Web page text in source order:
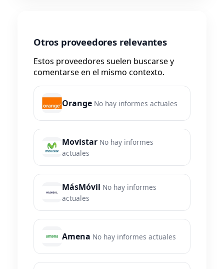
Otros proveedores relevantes
Estos proveedores suelen buscarse y
comentarse en el mismo contexto.
Orange No hay informes actuales
Movistar No hay informes
actuales
MásMóvil No hay informes
actuales
Amena No hay informes actuales